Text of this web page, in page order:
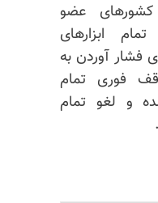
کشورهای عضو
ابزارهای
فشار آوردن به
فوری تمام
و لغو تمام